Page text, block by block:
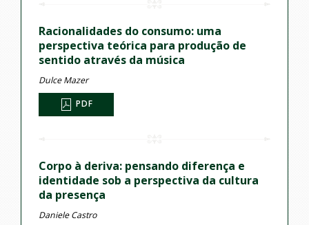
Racionalidades do consumo: uma
perspectiva teórica para produção de
sentido através da música
Dulce Mazer
PDF
Corpo à deriva: pensando diferença e
identidade sob a perspectiva da cultura
da presença
Daniele Castro